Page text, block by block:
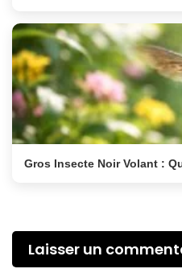
Gros Insecte Noir Volant :
Laisser un